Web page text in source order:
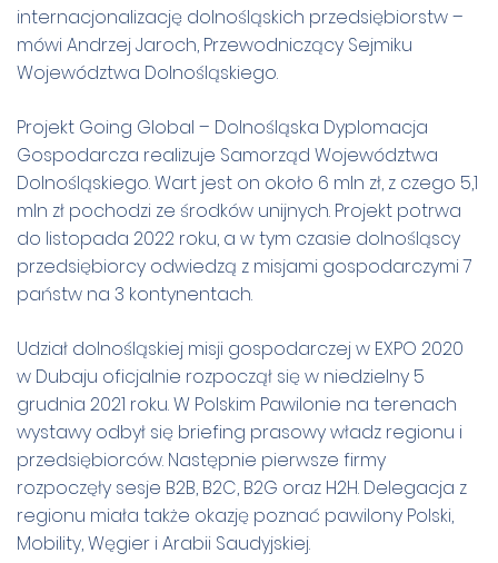
internacjonalizację dolnośląskich przedsiębiorstw –
mówi Andrzej Jaroch, Przewodniczący Sejmiku
Województwa Dolnośląskiego.
Projekt Going Global – Dolnośląska Dyplomacja
Gospodarcza realizuje Samorząd Województwa
Dolnośląskiego. Wart jest on około 6 mln zł, z czego 5,1
mln zł pochodzi ze środków unijnych. Projekt potrwa
do listopada 2022 roku, a w tym czasie dolnośląscy
przedsiębiorcy odwiedzą z misjami gospodarczymi 7
państw na 3 kontynentach.
Udział dolnośląskiej misji gospodarczej w EXPO 2020
w Dubaju oficjalnie rozpoczął się w niedzielny 5
grudnia 2021 roku. W Polskim Pawilonie na terenach
wystawy odbył się briefing prasowy władz regionu i
przedsiębiorców. Następnie pierwsze firmy
rozpoczęły sesje B2B, B2C, B2G oraz H2H. Delegacja z
regionu miała także okazję poznać pawilony Polski,
Mobility, Węgier i Arabii Saudyjskiej.